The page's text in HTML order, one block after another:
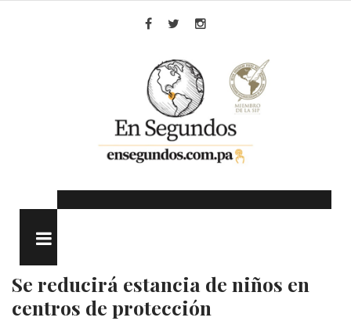
Se reducirá estancia de niños en
centros de protección